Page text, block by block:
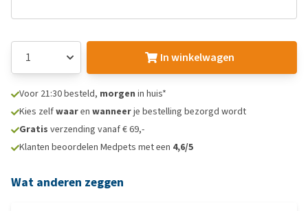
In winkelwagen
Voor 21:30 besteld, morgen in huis*
Kies zelfwaaren wanneerje bestelling bezorgd wordt
Gratis verzending vanaf € 69,-
Klanten beoordelen Medpets met een 4,6/5
Wat anderen zeggen